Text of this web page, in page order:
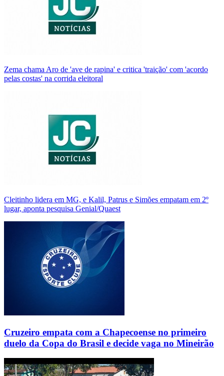
Zema chama Aro de 'ave de rapina' e critica 'traição' com 'acordo
pelas costas' na corrida eleitoral
Cleitinho lidera em MG, e Kalil, Patrus e Simões empatam em 2º
lugar, aponta pesquisa Genial/Quaest
Cruzeiro empata com a Chapecoense no primeiro
duelo da Copa do Brasil e decide vaga no Mineirão